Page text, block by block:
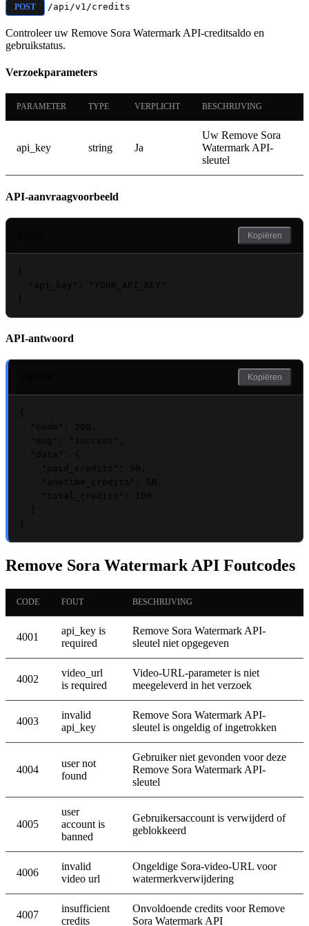
POST /api/v1/credits
Controleer uw Remove Sora Watermark API-creditsaldo en
gebruikstatus.
Verzoekparameters
PARAMETER TYPE VERPLICHT BESCHRIJVING
api_key string Ja
Uw Remove Sora
Watermark API-
sleutel
API-aanvraagvoorbeeld
Kopiëren
{
"api_key" : " YOUR_API_KEY "
}
API-antwoord
Kopiëren
{
"code" : 200
"msg" : "success"
"data" : {
"paid_credits" : 50
"onetime_credits" : 50
"total_credits" :
100
}
Remove Sora Watermark API Foutcodes
CODE FOUT BESCHRIJVING
4001
api_key is
required
Remove Sora Watermark API-
sleutel niet opgegeven
4002
video_url
is required
Video-URL-parameter is niet
meegeleverd in het verzoek
4003
invalid
api_key
Remove Sora Watermark API-
sleutel is ongeldig of ingetrokken
4004
user not
found
Gebruiker niet gevonden voor deze
Remove Sora Watermark API-
sleutel
4005
user
account is
banned
Gebruikersaccount is verwijderd of
geblokkeerd
4006
invalid
video url
Ongeldige Sora-video-URL voor
watermerkverwijdering
4007
insufficient
credits
Onvoldoende credits voor Remove
Sora Watermark API